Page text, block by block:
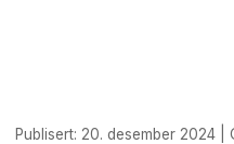
Publisert: 20. desember 2024 |